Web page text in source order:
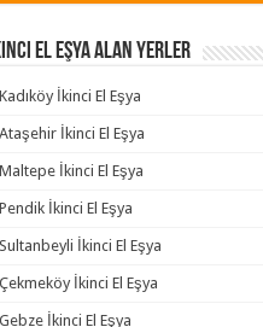
El Eşya Alan Yerler
Kadıköy İkinci El Eşya
Ataşehir İkinci El Eşya
Maltepe İkinci El Eşya
Pendik İkinci El Eşya
Sultanbeyli İkinci El Eşya
Çekmeköy İkinci El Eşya
Gebze İkinci El Eşya